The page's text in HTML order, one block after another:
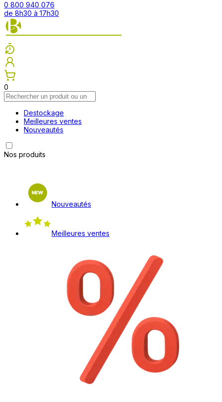
0 800 940 076
de 8h30 à 17h30
0
Destockage
Meilleures ventes
Nouveautés
Nos produits
Nouveautés
Meilleures ventes